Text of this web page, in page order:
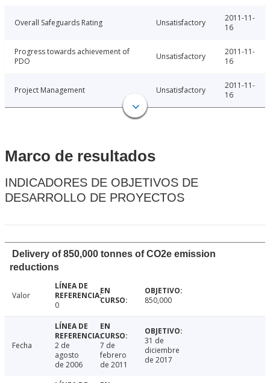
Overall Safeguards Rating Unsatisfactory
2011-11-
16
Progress towards achievement of
PDO
Unsatisfactory
2011-11-
16
Project Management Unsatisfactory
2011-11-
16
Marco de resultados
INDICADORES DE OBJETIVOS DE
DESARROLLO DE PROYECTOS
Delivery of 850,000 tonnes of CO2e emission
reductions
Valor
0
850,000
Fecha
2 de
agosto
de 2006
7 de
febrero
de 2011
31 de
diciembre
de 2017